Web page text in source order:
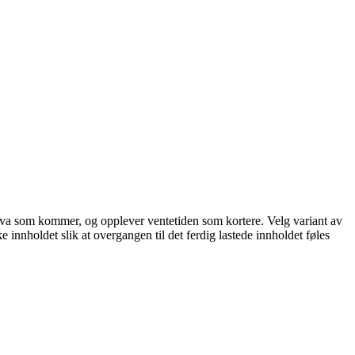
som kommer, og opplever ventetiden som kortere. Velg variant av
innholdet slik at overgangen til det ferdig lastede innholdet føles